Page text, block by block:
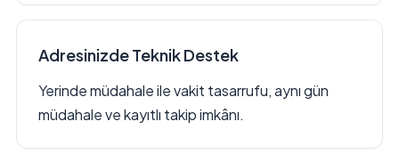
Adresinizde Teknik Destek
Yerinde müdahale ile vakit tasarrufu, aynı gün
müdahale ve kayıtlı takip imkânı.